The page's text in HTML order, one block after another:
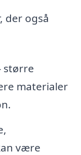
der også
større
materialer
være